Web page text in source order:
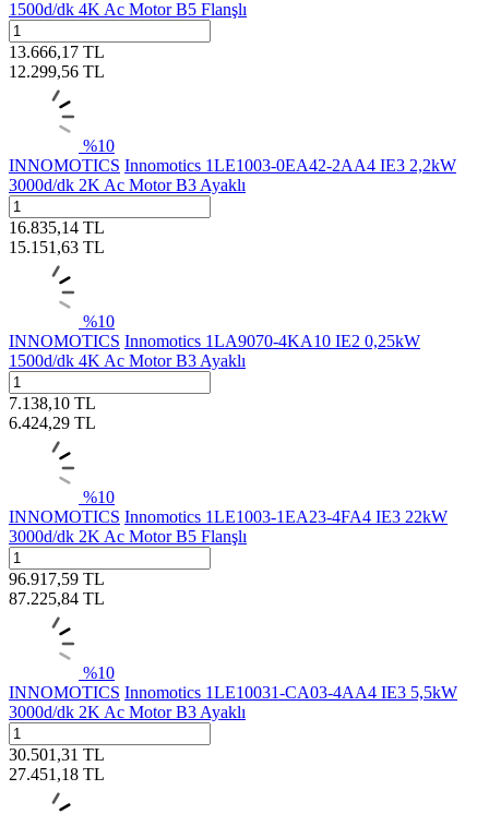
1500d/dk 4K Ac Motor B5 Flanşlı
13.666,17 TL
12.299,56 TL
%10
INNOMOTICS Innomotics 1LE1003-0EA42-2AA4 IE3 2,2kW
3000d/dk 2K Ac Motor B3 Ayaklı
16.835,14 TL
15.151,63 TL
%10
INNOMOTICS Innomotics 1LA9070-4KA10 IE2 0,25kW
1500d/dk 4K Ac Motor B3 Ayaklı
7.138,10 TL
6.424,29 TL
%10
INNOMOTICS Innomotics 1LE1003-1EA23-4FA4 IE3 22kW
3000d/dk 2K Ac Motor B5 Flanşlı
96.917,59 TL
87.225,84 TL
%10
INNOMOTICS Innomotics 1LE10031-CA03-4AA4 IE3 5,5kW
3000d/dk 2K Ac Motor B3 Ayaklı
30.501,31 TL
27.451,18 TL